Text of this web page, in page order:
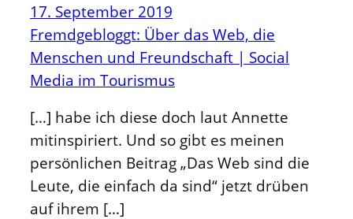
17. September 2019
Fremdgebloggt: Über das Web, die
Menschen und Freundschaft | Social
Media im Tourismus
[…] habe ich diese doch laut Annette
mitinspiriert. Und so gibt es meinen
persönlichen Beitrag „Das Web sind die
Leute, die einfach da sind“ jetzt drüben
auf ihrem […]